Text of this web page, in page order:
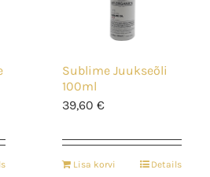
Sublime Juukseõli
100ml
39,60 €
Lisa korvi Details